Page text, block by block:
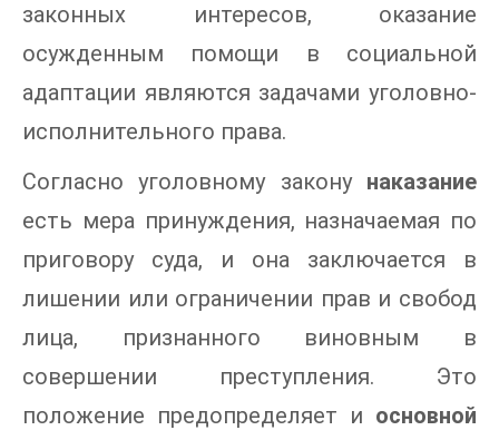
законных интересов, оказание
осужденным помощи в социальной
адаптации являются задачами уголовно-
исполнительного права.
Согласно уголовному закону наказание
есть мера принуждения, назначаемая по
приговору суда, и она заключается в
лишении или ограничении прав и свобод
лица, признанного виновным в
совершении преступления. Это
положение предопределяет и основной